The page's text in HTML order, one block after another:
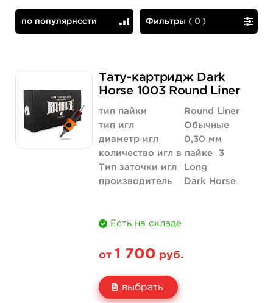
Фильтры (0 )
по популярности
Тату-картридж Dark
Horse 1003 Round Liner
тип пайки
Round Liner
тип игл
Обычные
диаметр игл
0,30 мм
количество игл в пайке
3
Тип заточки игл
Long
производитель
Dark Horse
Есть на складе
от 1 700 руб.
выбрать